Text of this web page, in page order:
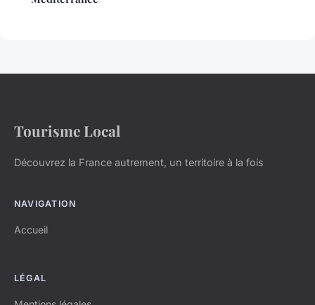
Tourisme Local
Découvrez la France autrement, un territoire à la fois
NAVIGATION
Accueil
LÉGAL